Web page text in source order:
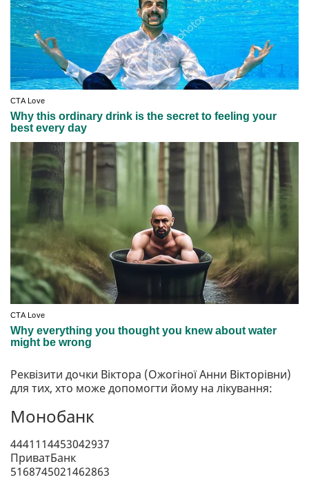
Реквізити дочки Віктора (Ожогіної Анни Вікторівни)
для тих, хто може допомогти йому на лікування:
Монобанк
4441114453042937
ПриватБанк
5168745021462863